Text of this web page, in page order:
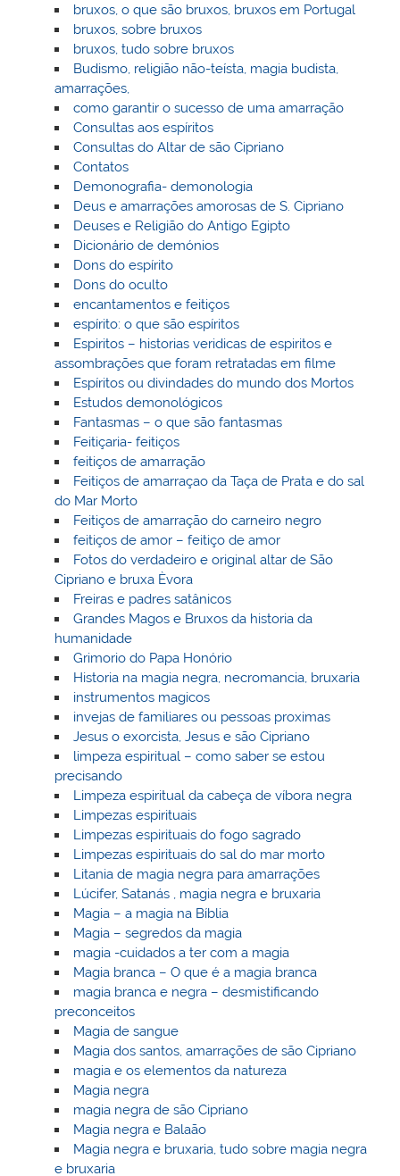
bruxos, o que são bruxos, bruxos em Portugal
bruxos, sobre bruxos
bruxos, tudo sobre bruxos
Budismo, religião não-teísta, magia budista,
amarrações,
como garantir o sucesso de uma amarração
Consultas aos espíritos
Consultas do Altar de são Cipriano
Contatos
Demonografia- demonologia
Deus e amarrações amorosas de S. Cipriano
Deuses e Religião do Antigo Egipto
Dicionário de demónios
Dons do espírito
Dons do oculto
encantamentos e feitiços
espírito: o que são espíritos
Espiritos – historias veridicas de espiritos e
assombrações que foram retratadas em filme
Espíritos ou divindades do mundo dos Mortos
Estudos demonológicos
Fantasmas – o que são fantasmas
Feitiçaria- feitiços
feitiços de amarração
Feitiços de amarraçao da Taça de Prata e do sal
do Mar Morto
Feitiços de amarração do carneiro negro
feitiços de amor – feitiço de amor
Fotos do verdadeiro e original altar de São
Cipriano e bruxa Èvora
Freiras e padres satânicos
Grandes Magos e Bruxos da historia da
humanidade
Grimorio do Papa Honório
Historia na magia negra, necromancia, bruxaria
instrumentos magicos
invejas de familiares ou pessoas proximas
Jesus o exorcista, Jesus e são Cipriano
limpeza espiritual – como saber se estou
precisando
Limpeza espiritual da cabeça de víbora negra
Limpezas espirituais
Limpezas espirituais do fogo sagrado
Limpezas espirituais do sal do mar morto
Litania de magia negra para amarrações
Lúcifer, Satanás , magia negra e bruxaria
Magia – a magia na Bíblia
Magia – segredos da magia
magia -cuidados a ter com a magia
Magia branca – O que é a magia branca
magia branca e negra – desmistificando
preconceitos
Magia de sangue
Magia dos santos, amarrações de são Cipriano
magia e os elementos da natureza
Magia negra
magia negra de são Cipriano
Magia negra e Balaão
Magia negra e bruxaria, tudo sobre magia negra
e bruxaria